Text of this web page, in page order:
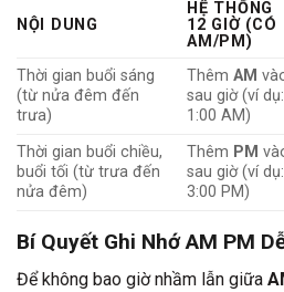
NỘI DUNG
HỆ THỐNG
12 GIỜ (CÓ
AM/PM)
Thời gian buổi sáng
(từ nửa đêm đến
trưa)
ThêmAM
sau giờ (ví dụ:
1:00 AM)
Thời gian buổi chiều,
buổi tối (từ trưa đến
nửa đêm)
Thêm PM
sau giờ (ví dụ:
3:00 PM)
Bí Quyết Ghi Nhớ AM PM
Để không bao giờ nhầm lẫn giữa